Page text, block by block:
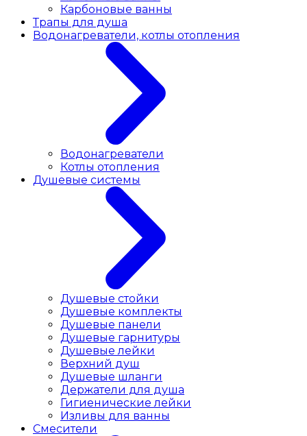
Карбоновые ванны
Трапы для душа
Водонагреватели, котлы отопления
Водонагреватели
Котлы отопления
Душевые системы
Душевые стойки
Душевые комплекты
Душевые панели
Душевые гарнитуры
Душевые лейки
Верхний душ
Душевые шланги
Держатели для душа
Гигиенические лейки
Изливы для ванны
Смесители